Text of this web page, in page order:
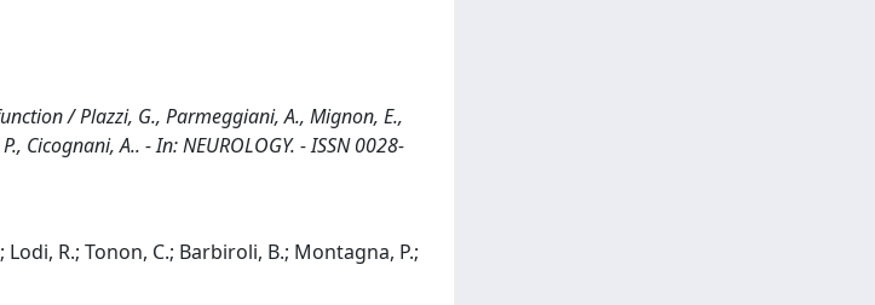
/ Plazzi, G., Parmeggiani, A., Mignon, E.,
Cicognani, A.. - In: NEUROLOGY. - ISSN 0028-
R.; Tonon, C.; Barbiroli, B.; Montagna, P.;